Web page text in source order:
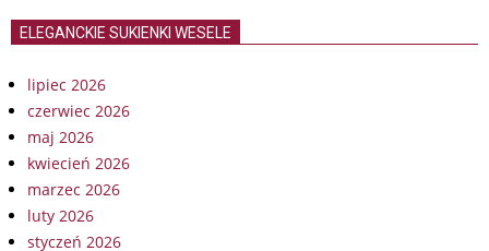
ELEGANCKIE SUKIENKI WESELE
lipiec 2026
czerwiec 2026
maj 2026
kwiecień 2026
marzec 2026
luty 2026
styczeń 2026